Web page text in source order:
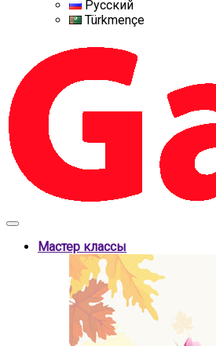
Русский
Türkmençe
Мастер классы